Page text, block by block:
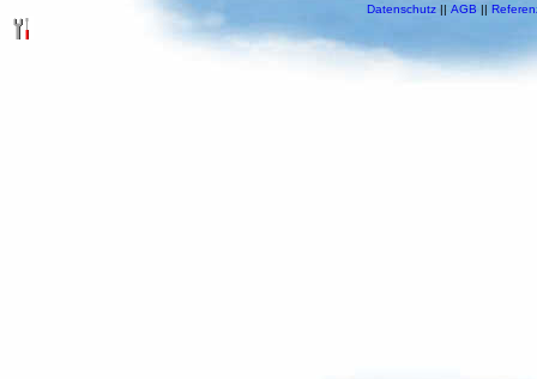
Datenschutz|| AGB ||